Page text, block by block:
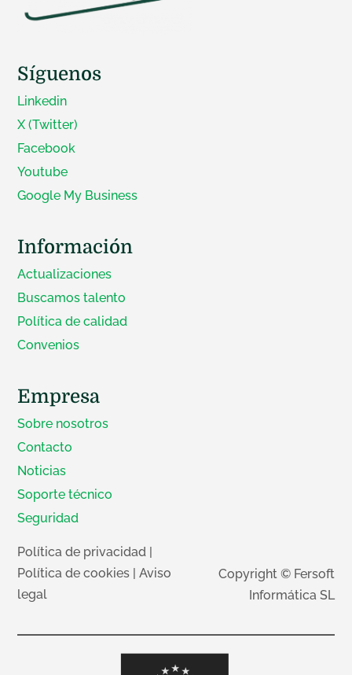
Síguenos
Linkedin
X (Twitter)
Facebook
Youtube
Google My Business
Información
Actualizaciones
Buscamos talento
Política de calidad
Convenios
Empresa
Sobre nosotros
Contacto
Noticias
Soporte técnico
Seguridad
Política de privacidad |
Política de cookies |Aviso
legal
Copyright © Fersoft
Informática SL